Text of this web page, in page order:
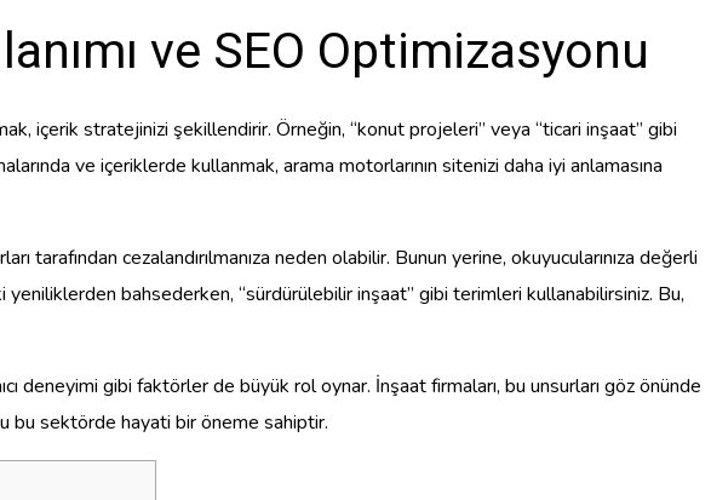
ve SEO Optimizasyonu
içerik stratejinizi şekillendirir. Örneğin, “konut projeleri” veya “ticari inşaat” gibi
ve içeriklerde kullanmak, arama motorlarının sitenizi daha iyi anlamasına
cezalandırılmanıza neden olabilir. Bunun yerine, okuyucularınıza değerli
bahsederken, “sürdürülebilir inşaat” gibi terimleri kullanabilirsiniz. Bu,
deneyimi gibi faktörler de büyük rol oynar. İnşaat firmaları, bu unsurları göz önünde
bu sektörde hayati bir öneme sahiptir.